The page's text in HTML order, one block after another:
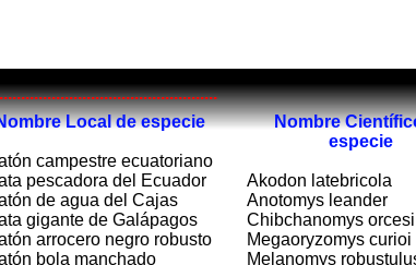
Local de especie
campestre ecuatoriano
pescadora del Ecuador
de agua del Cajas
gigante de Galápagos
arrocero negro robusto
bola manchado
Nombre
especie
Akodon latebricola
Anotomys leander
Chibchanomys orcesi
Megaoryzomys curioi
Melanomys